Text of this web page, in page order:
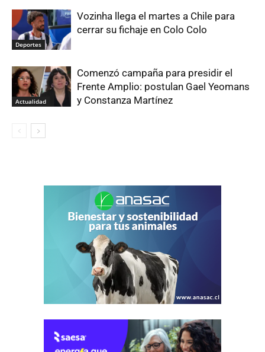
Deportes
Vozinha llega el martes a Chile para
cerrar su fichaje en Colo Colo
Actualidad
Comenzó campaña para presidir el
Frente Amplio: postulan Gael Yeomans
y Constanza Martínez